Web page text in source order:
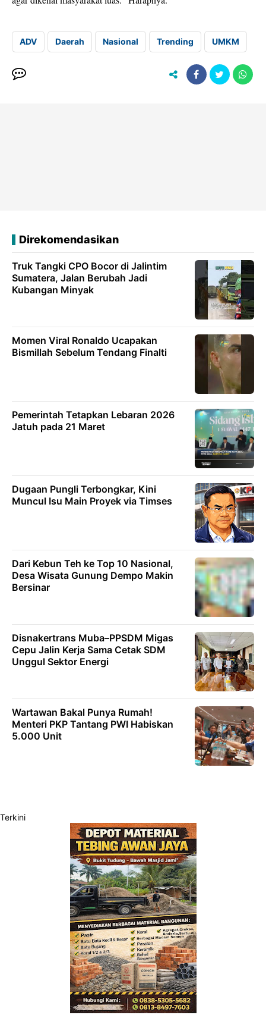
ADV Daerah Nasional Trending UMKM
Direkomendasikan
Truk Tangki CPO Bocor di Jalintim
Sumatera, Jalan Berubah Jadi
Kubangan Minyak
Momen Viral Ronaldo Ucapakan
Bismillah Sebelum Tendang Finalti
Pemerintah Tetapkan Lebaran 2026
Jatuh pada 21 Maret
Dugaan Pungli Terbongkar, Kini
Muncul Isu Main Proyek via Timses
Dari Kebun Teh ke Top 10 Nasional,
Desa Wisata Gunung Dempo Makin
Bersinar
Disnakertrans Muba–PPSDM Migas
Cepu Jalin Kerja Sama Cetak SDM
Unggul Sektor Energi
Wartawan Bakal Punya Rumah!
Menteri PKP Tantang PWI Habiskan
5.000 Unit
Terkini